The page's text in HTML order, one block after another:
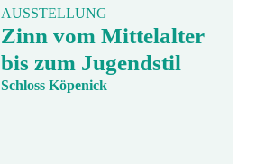
AUSSTELLUNG
Zinn vom Mittelalter
bis zum Jugendstil
Schloss Köpenick